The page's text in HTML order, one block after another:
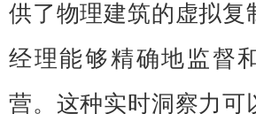
供了物理建筑的虚拟复
经理能够精确地监督
营。这种实时洞察力可